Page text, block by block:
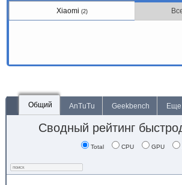
Xiaomi(2)
Общий AnTuTu Geekbench
Сводный рейтинг
Total CPU GPU